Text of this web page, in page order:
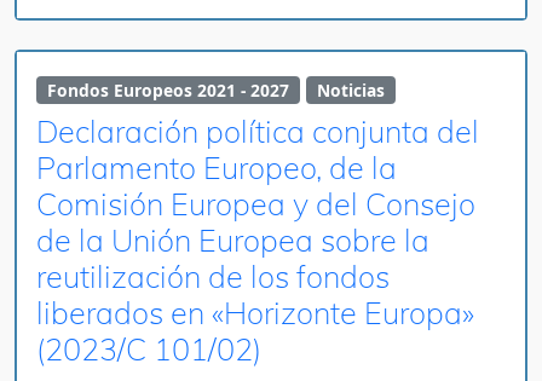
Fondos Europeos 2021 - 2027 Noticias
Declaración política conjunta del
Parlamento Europeo, de la
Comisión Europea y del Consejo
de la Unión Europea sobre la
reutilización de los fondos
liberados en «Horizonte Europa»
(2023/C 101/02)